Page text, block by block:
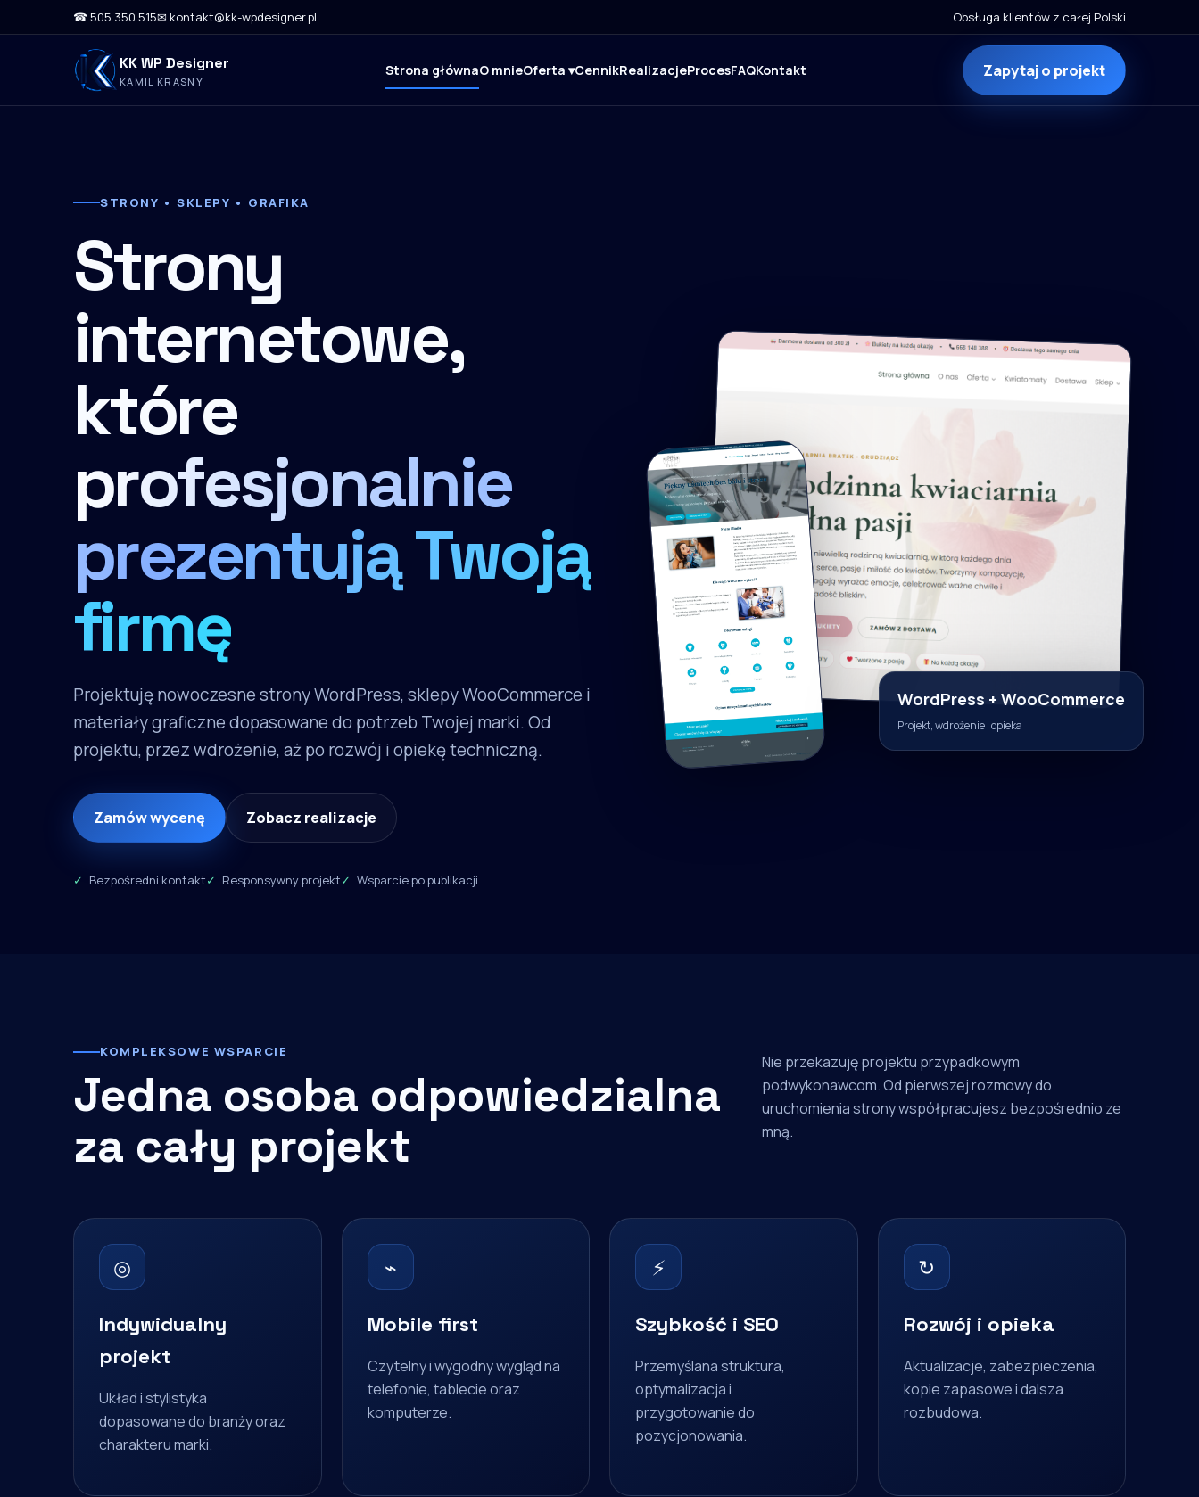
☎ 505 350 515✉ kontakt@kk-wpdesigner.pl Obsługa klientów z całej Polski
KK WP Designer
KAMIL KRASNY
Strona głównaO mnieOferta ▾CennikRealizacjeProcesFAQKontakt Zapytaj o projekt
STRONY • SKLEPY • GRAFIKA
Strony
internetowe,
które
profesjonalnie
prezentują Twoją
firmę
Projektuję nowoczesne strony WordPress, sklepy WooCommerce i
materiały graficzne dopasowane do potrzeb Twojej marki. Od
projektu, przez wdrożenie, aż po rozwój i opiekę techniczną.
Zamów wycenę Zobacz realizacje
Bezpośredni kontakt Responsywny projekt Wsparcie po publikacji
WordPress + WooCommerce
Projekt, wdrożenie i opieka
KOMPLEKSOWE WSPARCIE
Jedna osoba odpowiedzialna
za cały projekt
Nie przekazuję projektu przypadkowym
podwykonawcom. Od pierwszej rozmowy do
uruchomienia strony współpracujesz bezpośrednio ze
mną.
◎
Indywidualny
projekt
Układ i stylistyka
dopasowane do branży oraz
charakteru marki.
⌁
Mobile first
Czytelny i wygodny wygląd na
telefonie, tablecie oraz
komputerze.
⚡
Szybkość i SEO
Przemyślana struktura,
optymalizacja i
przygotowanie do
pozycjonowania.
↻
Rozwój i opieka
Aktualizacje, zabezpieczenia,
kopie zapasowe i dalsza
rozbudowa.